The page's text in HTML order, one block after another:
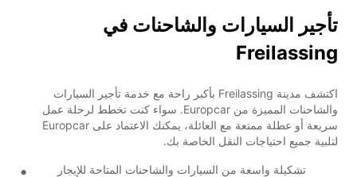
تأجير السيارات والشاحنات في
Freilassing
اكتشف مدينة Freilassing بأكبر راحة مع خدمة تأجير السيارات
والشاحنات المميزة من Europcar. سواء كنت تخطط لرحلة عمل
سريعة أو عطلة ممتعة مع العائلة، يمكنك الاعتماد على Europcar
لتلبية جميع احتياجات النقل الخاصة بك.
تشكيلة واسعة من السيارات والشاحنات المتاحة للإيجار